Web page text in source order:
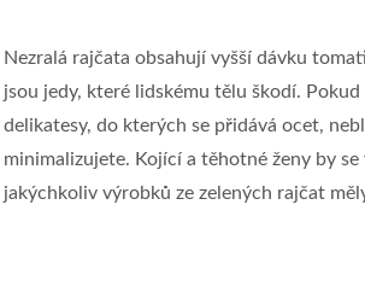
Nezralá rajčata obsahují vyšší dávku
jsou jedy, které lidskému tělu škodí.
delikatesy, do kterých se přidává ocet,
minimalizujete. Kojící a těhotné ženy by se
jakýchkoliv výrobků ze zelených rajčat